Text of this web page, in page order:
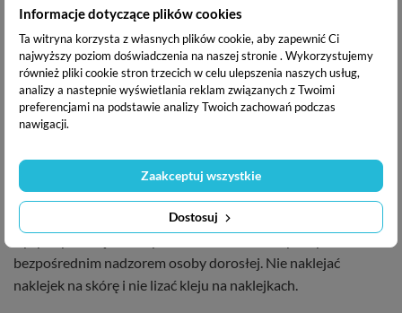
z naklejkami:
Bazgraki poznają matematykę. Ćwiczenia. Poziom 1
W serii:
Bazgraki poznają matematykę. Ćwiczenia. Poziom 1
Bazgraki ćwiczą matematykę. Elementarz. Poziom 2
Bazgraki ćwiczą matematykę. Ćwiczenia. Poziom 2
bezpośrednim nadzorem osoby dorosłej. Nie naklejać
naklejek na skórę i nie lizać kleju na naklejkach.
Informacje dotyczące plików cookies
Ta witryna korzysta z własnych plików cookie, aby zapewnić Ci
najwyższy poziom doświadczenia na naszej stronie . Wykorzystujemy
również pliki cookie stron trzecich w celu ulepszenia naszych usług,
analizy a nastepnie wyświetlania reklam związanych z Twoimi
preferencjami na podstawie analizy Twoich zachowań podczas
nawigacji.
Dostosuj
Zaakceptuj wszystkie